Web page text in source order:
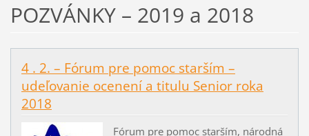
POZVÁNKY – 2019 a 2018
4 . 2. – Fórum pre pomoc starším –
udeľovanie ocenení a titulu Senior roka
2018
Fórum pre pomoc starším, národná